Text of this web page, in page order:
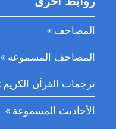
المصاحف
المصاحف المسموعة
ترجمات القرآن الكريم
الأحاديث المسموعة